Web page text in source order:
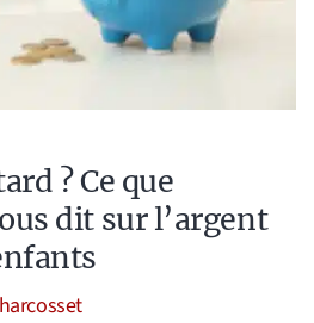
? Ce que
dit sur l’argent